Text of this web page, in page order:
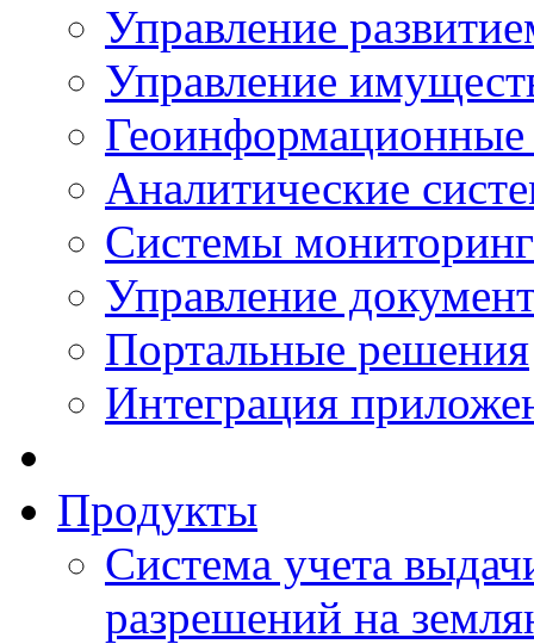
Управление
Управление
Аналитические
Системы
Управление
Портальные решения
Интеграция
Продукты
Система учета
разрешений на